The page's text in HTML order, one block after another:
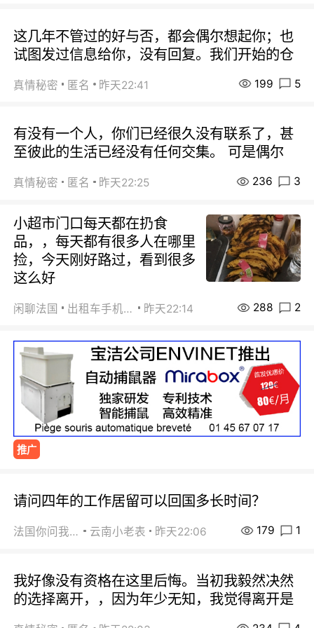
这几年不管过的好与否，都会偶尔想起你；也
试图发过信息给你，没有回复。我们开始的仓
真情秘密 匿名 昨天22:41 199 5
有没有一个人，你们已经很久没有联系了，甚
至彼此的生活已经没有任何交集。 可是偶尔
真情秘密 匿名 昨天22:25 236 3
小超市门口每天都在扔食
品，，每天都有很多人在哪里
捡，今天刚好路过，看到很多
这么好
闲聊法国 出租车手机0626 昨天22:14 288 2
推广
请问四年的工作居留可以回国多长时间？
法国你问我答 云南小老表 昨天22:06 179 1
我好像没有资格在这里后悔。当初我毅然决然
的选择离开，，因为年少无知，我觉得离开是